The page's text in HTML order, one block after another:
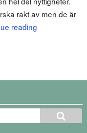
rakt av men de är
reading